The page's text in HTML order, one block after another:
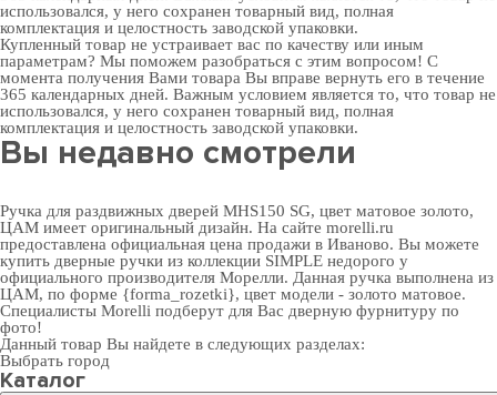
использовался, у него сохранен товарный вид, полная
комплектация и целостность заводской упаковки.
Купленный товар не устраивает вас по качеству или иным
параметрам? Мы поможем разобраться с этим вопросом! С
момента получения Вами товара Вы вправе вернуть его в течение
365 календарных дней. Важным условием является то, что товар не
использовался, у него сохранен товарный вид, полная
комплектация и целостность заводской упаковки.
Вы недавно смотрели
Ручка для раздвижных дверей MHS150 SG, цвет матовое золото,
ЦАМ имеет оригинальный дизайн. На сайте morelli.ru
предоставлена официальная цена продажи в Иваново. Вы можете
купить дверные ручки из коллекции SIMPLE недорого у
официального производителя Морелли. Данная ручка выполнена из
ЦАМ, по форме {forma_rozetki}, цвет модели - золото матовое.
Специалисты Morelli подберут для Вас дверную фурнитуру по
фото!
Данный товар Вы найдете в следующих разделах:
Выбрать город
Каталог